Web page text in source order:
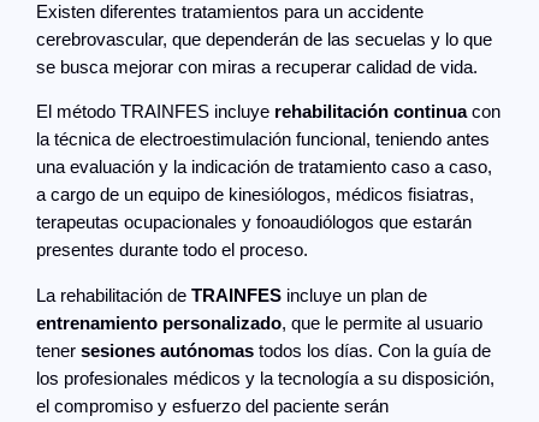
Existen diferentes tratamientos para un accidente
cerebrovascular, que dependerán de las secuelas y lo que
se busca mejorar con miras a recuperar calidad de vida.
El método TRAINFES incluye rehabilitación continuacon
la técnica de electroestimulación funcional, teniendo antes
una evaluación y la indicación de tratamiento caso a caso,
a cargo de un equipo de kinesiólogos, médicos fisiatras,
terapeutas ocupacionales y fonoaudiólogos que estarán
presentes durante todo el proceso.
La rehabilitación deTRAINFES incluye un plan de
entrenamiento personalizado, que le permite al usuario
tenersesiones autónomas todos los días. Con la guía de
los profesionales médicos y la tecnología a su disposición,
el compromiso y esfuerzo del paciente serán